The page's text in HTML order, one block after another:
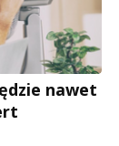
nawet